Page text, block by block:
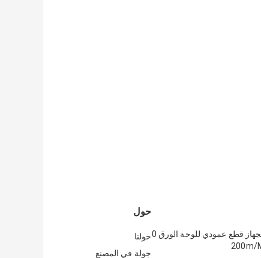
حول
حولنا
جولة في المصنع
التحكم اليدوي لجهاز قطع عمودي للوحة الورق 0